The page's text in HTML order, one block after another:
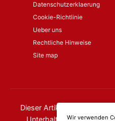
Datenschutzerklaerung
Cookie-Richtlinie
Ueber uns
Rechtliche Hinweise
Site map
Dieser Artikel dient
Unterhaltungszwecken.
Wir verwenden